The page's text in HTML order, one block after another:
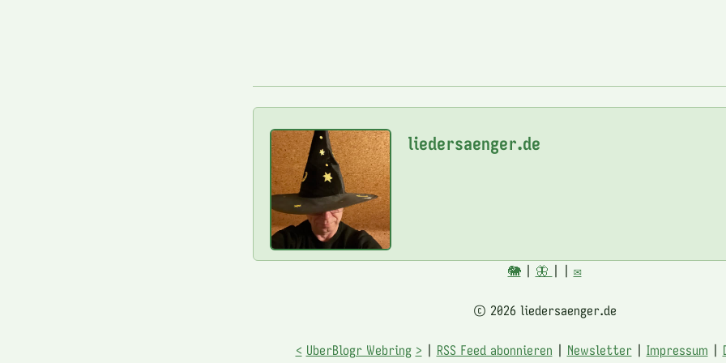
liedersaenger.de
🐘| 🦋 ✉️
© 2026 liedersaenger.de
< UberBlogr Webring > RSS Feed abonnieren Newsletter| Impressum